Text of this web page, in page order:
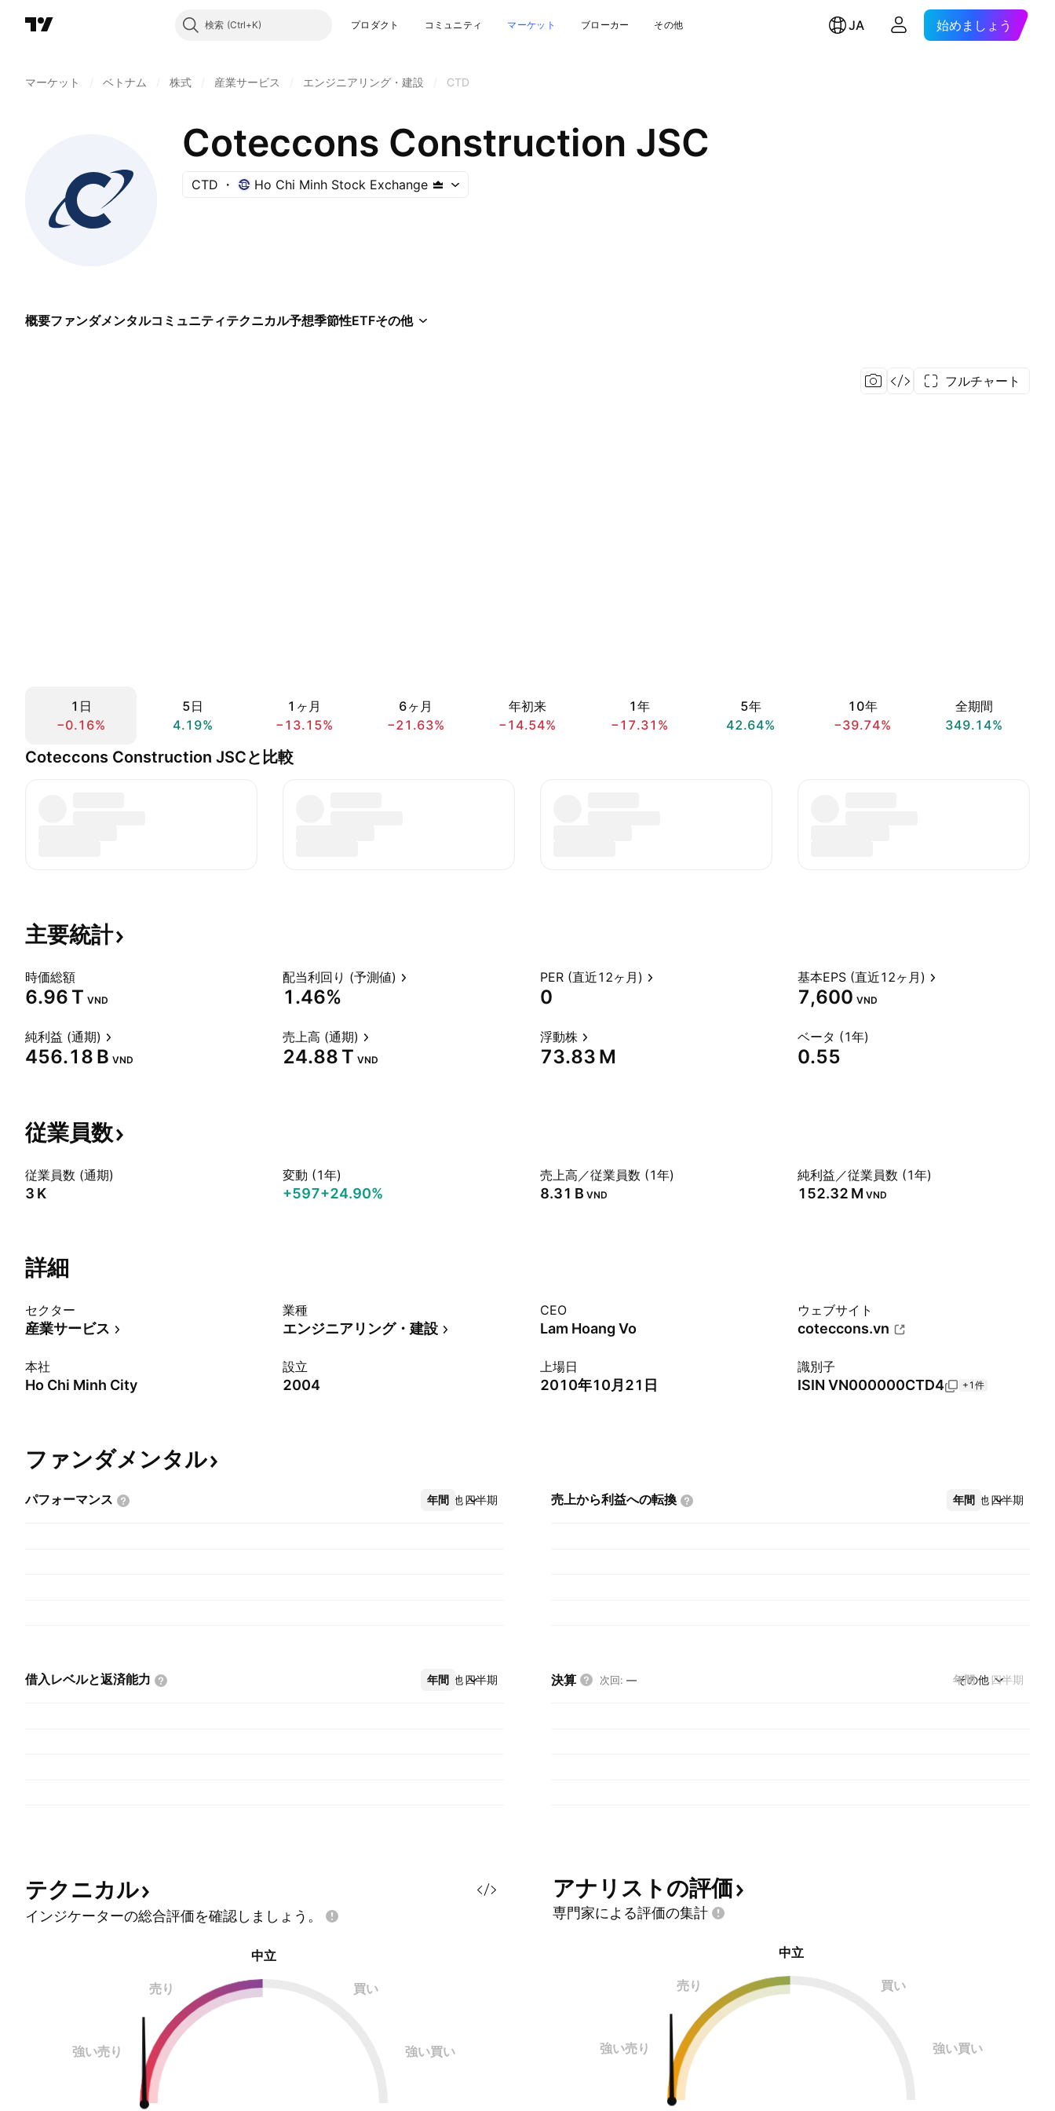
検索 プロダクト コミュニティ マーケット ブローカー その他 JA 始めましょう
マーケット ベトナム 株式 産業サービス エンジニアリング・建設 CTD
Coteccons Construction JSC
CTD Ho Chi Minh Stock Exchange
概要ファンダメンタルコミュニティテクニカル予想季節性ETFその他
フルチャート
1日
−0.16%
5日
4.19%
1ヶ月
−13.15%
6ヶ月
−21.63%
年初来
−14.54%
1年
−17.31%
5年
42.64%
10年
−39.74%
全期間
349.14%
Coteccons Construction JSCと比較
主要統計
時価総額
‪6.96 T‬ VND
配当利回り (予測値)
1.46%
PER (直近12ヶ月)
0
基本EPS (直近12ヶ月)
7,600 VND
純利益 (通期)
‪456.18 B‬ VND
売上高 (通期)
‪24.88 T‬ VND
浮動株
‪73.83 M‬
ベータ (1年)
0.55
従業員数
従業員数 (通期)
‪3 K‬
変動 (1年)
+597+24.90%
売上高／従業員数 (1年)
‪8.31 B‬ VND
純利益／従業員数 (1年)
‪152.32 M‬ VND
詳細
セクター
産業サービス
業種
エンジニアリング・建設
CEO
Lam Hoang Vo
ウェブサイト
coteccons.vn
本社
Ho Chi Minh City
設立
2004
上場日
2010年10月21日
識別子
ISIN VN000000CTD4 +1件
ファンダメンタル
パフォーマンス 年間 四半期
その他 売上から利益への転換 年間 四半期
その他
借入レベルと返済能力 年間 四半期
その他 決算 次回: — 年間 四半期
その他
テクニカル
インジケーターの総合評価を確認しましょう。
中立
売り 買い
強い売り 強い買い
アナリストの評価
専門家による評価の集計
中立
売り 買い
強い売り 強い買い